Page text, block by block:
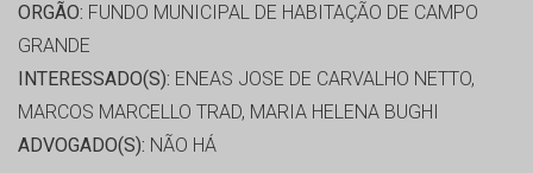
ORGÃO: FUNDO MUNICIPAL DE HABITAÇÃO DE CAMPO
GRANDE
INTERESSADO(S): ENEAS JOSE DE CARVALHO NETTO,
MARCOS MARCELLO TRAD, MARIA HELENA BUGHI
ADVOGADO(S): NÃO HÁ